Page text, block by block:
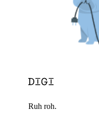
Ruh roh.